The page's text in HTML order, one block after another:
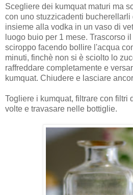
Scegliere dei kumquat maturi ma
con uno stuzzicadenti bucherellarli
insieme alla vodka in un vaso di
luogo buio per 1 mese. Trascorso
sciroppo facendo bollire l'acqua
minuti, finchè non si è sciolto lo
raffreddare completamente e
kumquat. Chiudere e lasciare
Togliere i kumquat, filtrare con filtri
volte e travasare nelle bottiglie.